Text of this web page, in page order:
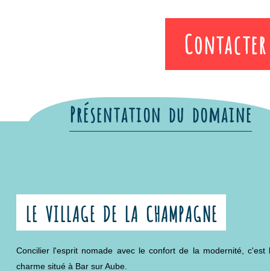
La climatisation réversible vous permettra de passer la nuit
aménagée de 4m² complète ce cocon, peut-être pour
Le linge de lit et le linge de toilette sont fournis, le nettoyage final
Présentation du domaine
LE VILLAGE DE LA CHAMPAGNE
Concilier l'esprit nomade avec le confort de la modernité,
charme situé à Bar sur Aube.